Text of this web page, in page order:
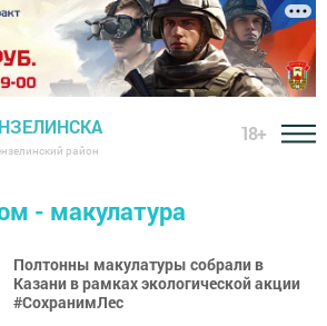
район
18+
- макулатура
Полтонны макулатуры собрали в
Казани в рамках экологической акции
#СохранимЛес